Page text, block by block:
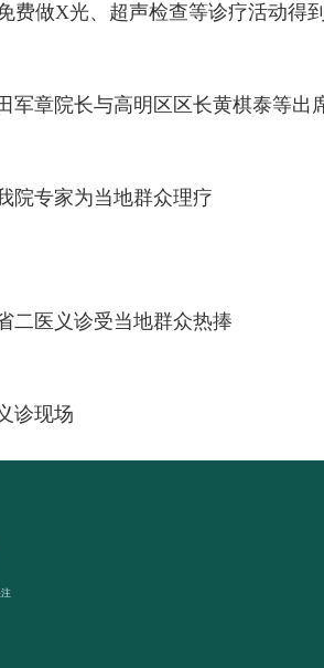
费做X光、超声检查等诊疗活动得
军章院长与高明区区长黄棋泰等出
院专家为当地群众理疗
二医义诊受当地群众热捧
诊现场